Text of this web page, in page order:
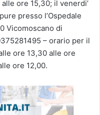
ore 15,30; il venerdi’
presso l’Ospedale
Vicomoscano di
– orario per il
ore 13,30 alle ore
ore 12,00.